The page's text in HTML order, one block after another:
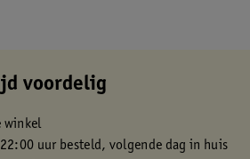
voordelig
winkel
uur besteld, volgende dag in huis